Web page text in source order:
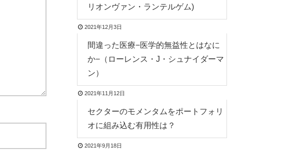
リオンヴァン・ランテルゲム)
2021年12月3日
間違った医療−医学的無益性とはなに
か−（ローレンス・J・シュナイダーマ
ン）
2021年11月12日
セクターのモメンタムをポートフォリ
オに組み込む有用性は？
2021年9月18日